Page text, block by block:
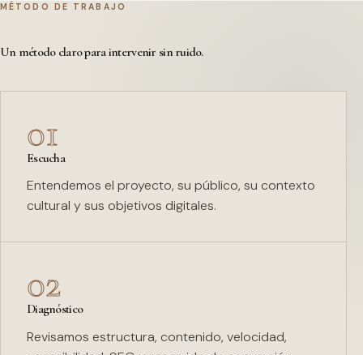
MÉTODO DE TRABAJO
Un método claro para intervenir sin ruido.
01
Escucha
Entendemos el proyecto, su público, su contexto
cultural y sus objetivos digitales.
02
Diagnóstico
Revisamos estructura, contenido, velocidad,